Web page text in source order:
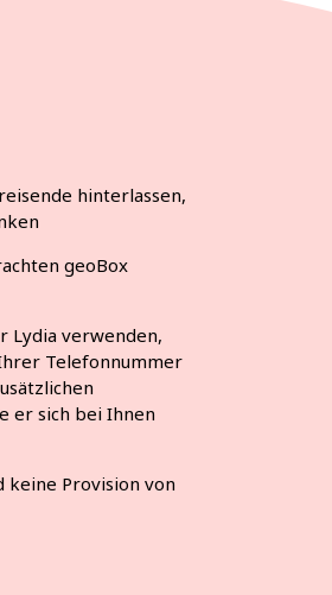
hinterlassen,
geoBox
Lydia verwenden,
Telefonnummer
er sich bei Ihnen
keine Provision von